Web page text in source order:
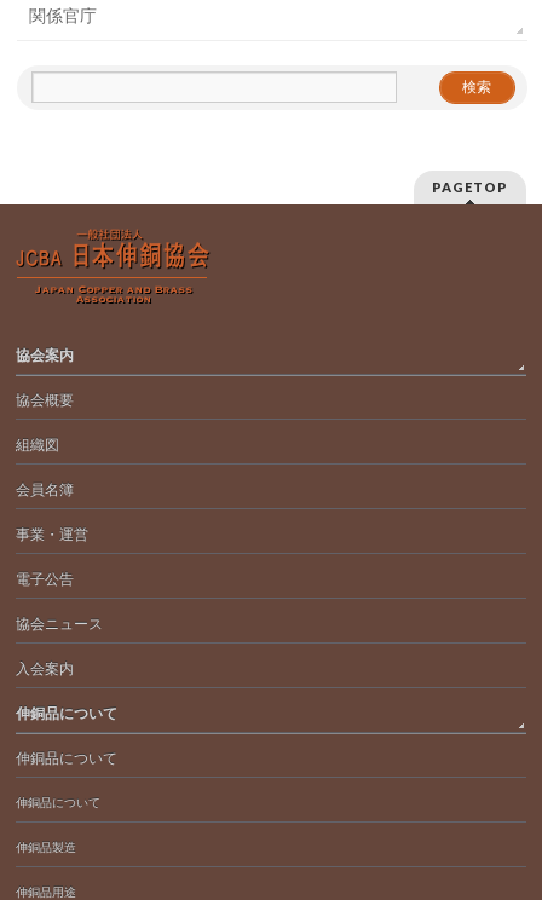
関係官庁
PAGETOP
協会案内
協会概要
組織図
会員名簿
事業・運営
電子公告
協会ニュース
入会案内
伸銅品について
伸銅品について
伸銅品について
伸銅品製造
伸銅品用途